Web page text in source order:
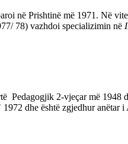
në Prishtinë më 1971. Në
78) vazhdoi specializimin në
2-vjeçar më 1948
dhe është zgjedhur anëtar